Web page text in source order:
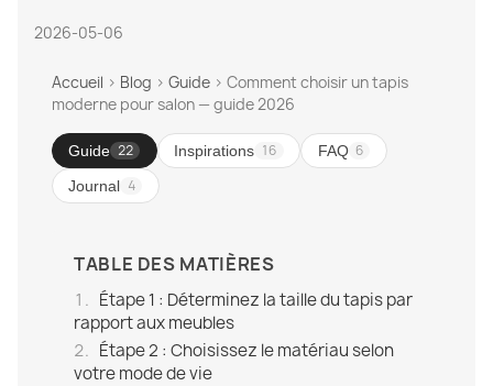
2026-05-06
Accueil › Blog › Guide › Comment choisir un tapis
moderne pour salon — guide 2026
Guide 22 Inspirations 16 FAQ 6
Journal 4
TABLE DES MATIÈRES
Étape 1 : Déterminez la taille du tapis par
rapport aux meubles
Étape 2 : Choisissez le matériau selon
votre mode de vie